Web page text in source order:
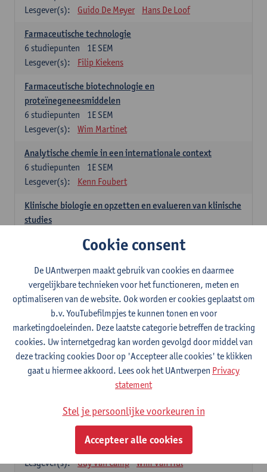
Lesgever(s):
Guido De Meyer Hans De Loof
Farmaceutische technologie
1E SEM
6 studiepunten
Lesgever(s):
Filip Kiekens
Farmaceutische biotechnologie en
proteïnegeneesmiddelen
1E SEM
6 studiepunten
Lesgever(s):
Wim Martinet
Analytische chemie in een internationale context
1E SEM
6 studiepunten
Lesgever(s):
Kenn Foubert
Klinische biologie en opzetten en evalueren van klinische
studies
Kathleen Deiteren
Judith Leurs
Glenn A L Van Den Bosch
Annick Van Riel
Ellen Verhavert
Steven Weekx
Apotheekstage I
2E SEM
12studiepunten
Lesgever(s):
Hans De Loof
Guido De Meyer
Filip Kiekens
Dominique Jans
Farmacotherapie en farmaceutische zorg II
Lesgever(s):
Hans De Loof
Genetica en farmacogenetica
2E SEM
Lesgever(s):
Guy Van Camp Wim Van Hul
Cookie consent
De UAntwerpen maakt gebruik van cookies en daarmee
vergelijkbare technieken voor het functioneren, meten en
optimaliseren van de website. Ook worden er cookies geplaatst om
b.v. YouTubefilmpjes te kunnen tonen en voor
marketingdoeleinden. Deze laatste categorie betreffen de tracking
cookies. Uw internetgedrag kan worden gevolgd door middel van
deze tracking cookies Door op 'Accepteer alle cookies' te klikken
gaat u hiermee akkoord. Lees ook het UAntwerpen Privacy
statement
Stel je persoonlijke voorkeuren in
Accepteer alle cookies